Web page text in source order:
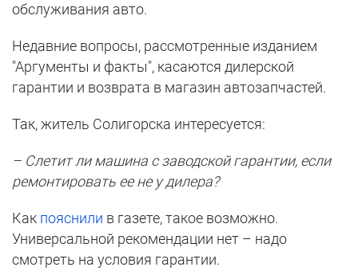
обслуживания авто.
Недавние вопросы, рассмотренные изданием
"Аргументы и факты", касаются дилерской
гарантии и возврата в магазин автозапчастей.
Так, житель Солигорска интересуется:
– Слетит ли машина с заводской гарантии, если
ремонтировать ее не у дилера?
Как пояснили в газете, такое возможно.
Универсальной рекомендации нет – надо
смотреть на условия гарантии.